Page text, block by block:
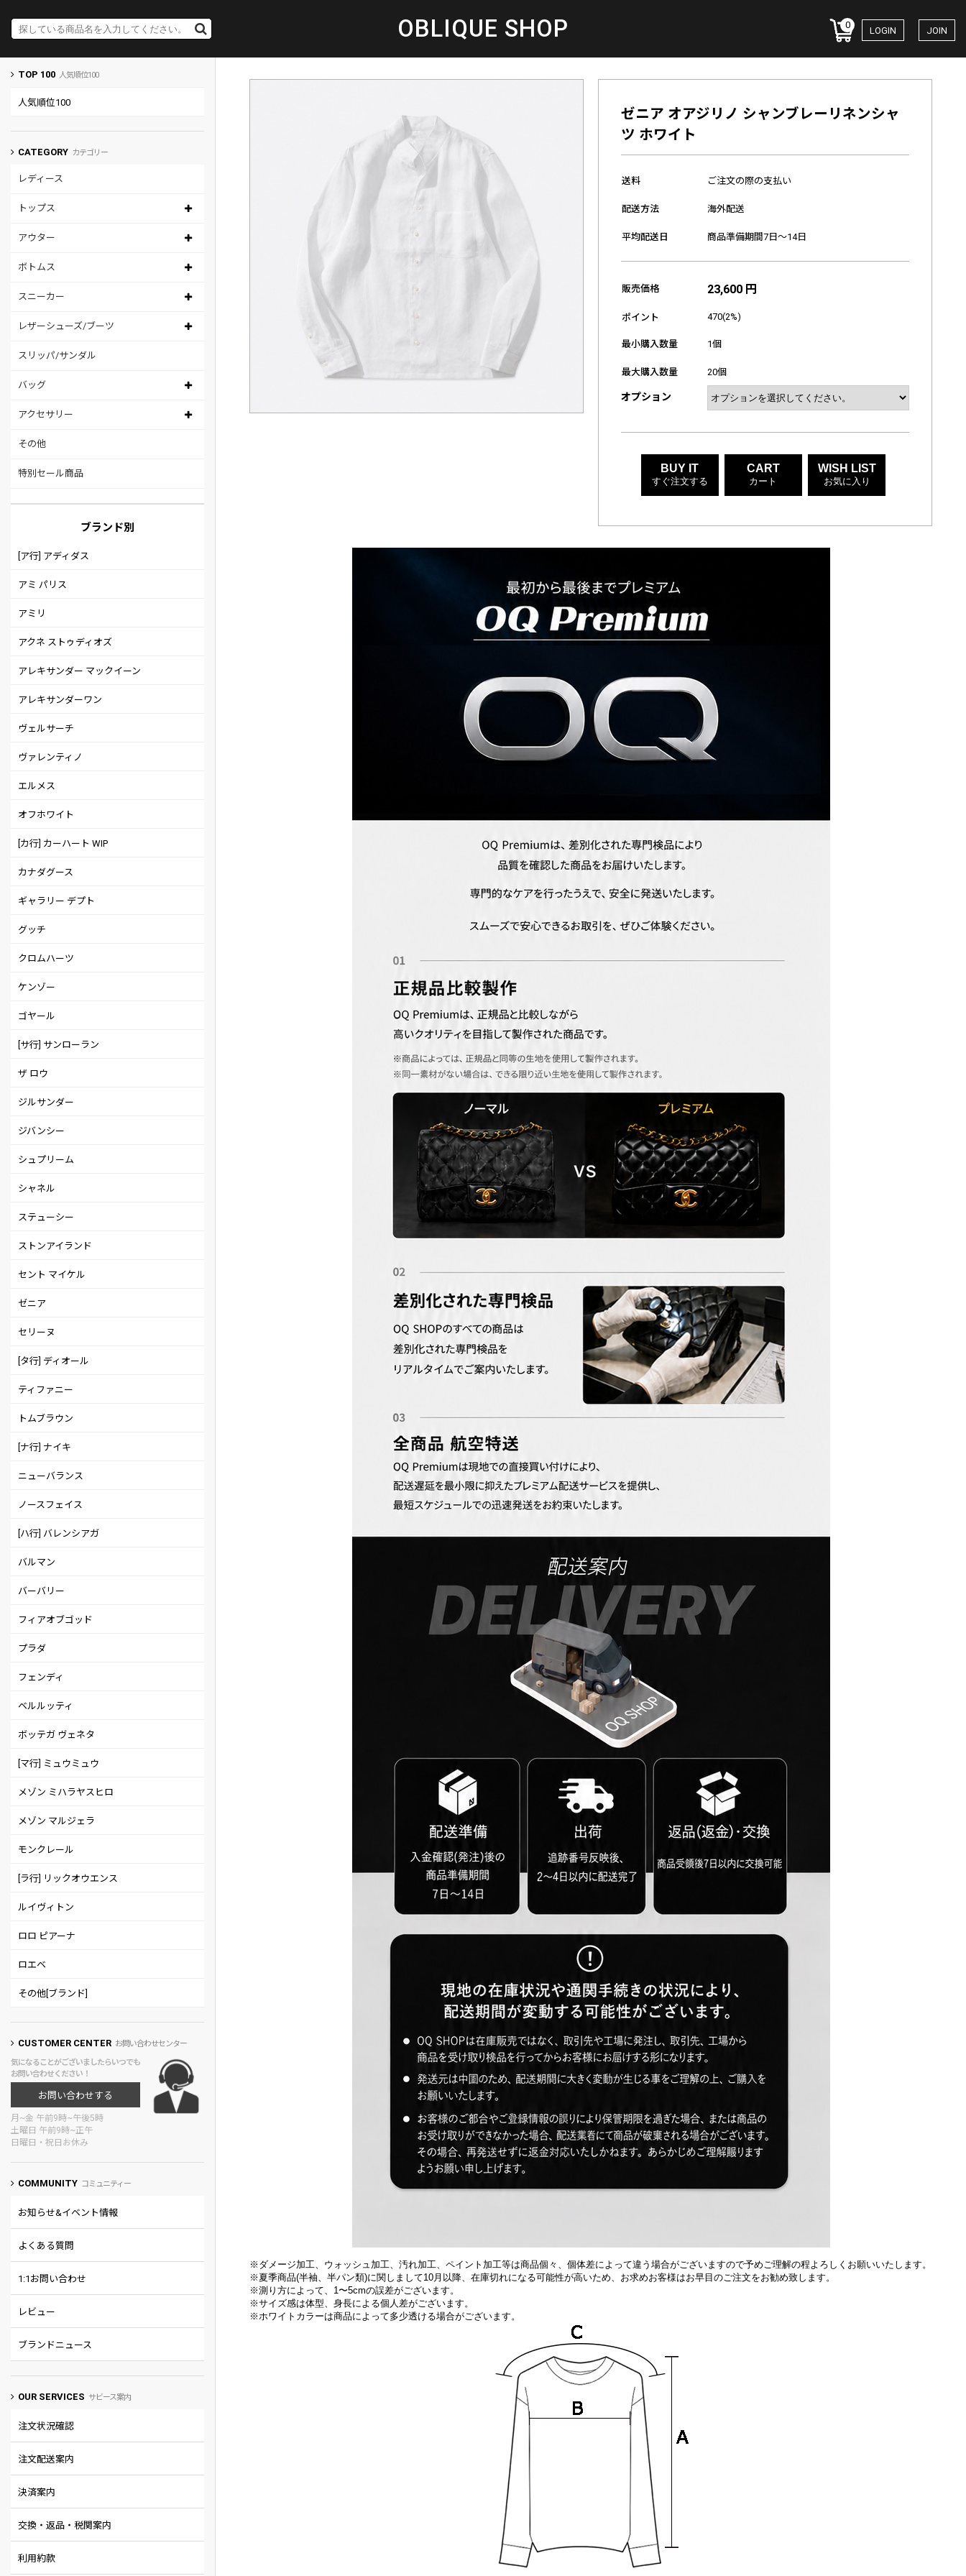
OBLIQUE SHOP 0
LOGIN JOIN
TOP 100 人気順位100
人気順位100
CATEGORY カテゴリー
レディース
トップス
アウター
ボトムス
スニーカー
レザーシューズ/ブーツ
スリッパ/サンダル
バッグ
アクセサリー
その他
特別セール商品
ブランド別
[ア行] アディダス
アミ パリス
アミリ
アクネ ストゥディオズ
アレキサンダー マックイーン
アレキサンダーワン
ヴェルサーチ
ヴァレンティノ
エルメス
オフホワイト
[カ行] カーハート WIP
カナダグース
ギャラリー デプト
グッチ
クロムハーツ
ケンゾー
ゴヤール
[サ行] サンローラン
ザ ロウ
ジルサンダー
ジバンシー
シュプリーム
シャネル
ステューシー
ストンアイランド
セント マイケル
ゼニア
セリーヌ
[タ行] ディオール
ティファニー
トムブラウン
[ナ行] ナイキ
ニューバランス
ノースフェイス
[ハ行] バレンシアガ
バルマン
バーバリー
フィアオブゴッド
プラダ
フェンディ
ベルルッティ
ボッテガ ヴェネタ
[マ行] ミュウミュウ
メゾン ミハラヤスヒロ
メゾン マルジェラ
モンクレール
[ラ行] リックオウエンス
ルイヴィトン
ロロ ピアーナ
ロエベ
その他[ブランド]
CUSTOMER CENTER お問い合わせセンター
気になることがございましたらいつでも
お問い合わせください！
お問い合わせする
月~金 午前9時~午後5時
土曜日 午前9時~正午
日曜日・祝日お休み
COMMUNITY コミュニティー
お知らせ&イベント情報
よくある質問
1:1お問い合わせ
レビュー
ブランドニュース
OUR SERVICES サビース案内
注文状況確認
注文配送案内
決済案内
交換・返品・税関案内
利用約款
ゼニア オアジリノ シャンブレーリネンシャ
ツ ホワイト
送料 ご注文の際の支払い
配送方法 海外配送
平均配送日 商品準備期間7日～14日
販売価格 23,600 円
ポイント 470(2%)
最小購入数量 1個
最大購入数量 20個
オプション
BUY IT
すぐ注文する
CART
カート
WISH LIST
お気に入り
※ダメージ加工、ウォッシュ加工、汚れ加工、ペイント加工等は商品個々、個体差によって違う場合がございますので予めご理解の程よろしくお願いいたします。
※ 夏季商品(半袖、半パン類)に関しまして10月以降、在庫切れになる可能性が高いため、お求めお客様はお早目のご注文をお勧め致します。
※測り方によって、1〜5cmの誤差がございます。
※サイズ感は体型、身長による個人差がございます。
※ホワイトカラーは商品によって多少透ける場合がございます。